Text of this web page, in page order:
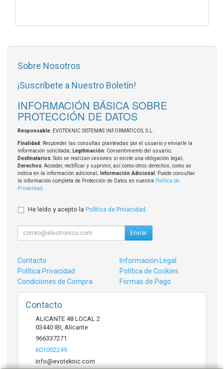
Sobre Nosotros
¡Suscríbete a Nuestro Boletín!
INFORMACIÓN BÁSICA SOBRE
PROTECCIÓN DE DATOS
Responsable: EVOTEKNIC SISTEMAS INFORMATICOS, S.L.
Finalidad: Responder las consultas planteadas por el usuario y enviarle la
información solicitada; Legitimación: Consentimiento del usuario;
Destinatarios: Solo se realizan cesiones si existe una obligación legal;
Derechos: Acceder, rectificar y suprimir, así como otros derechos, como se
indica en la información adicional;
Información Adicional : Puede consultar
la información completa de Protección de Datos en nuestra Política de
Privacidad
He leído y acepto la Política de Privacidad
Enviar
Contacto
Información Legal
Política Privacidad
Política de Cookies
Condiciones de Compra
Formas de Pago
Contacto
ALICANTE 48 LOCAL 2
03440 IBI Alicante
966337271
601002249
info@evoteknic.com